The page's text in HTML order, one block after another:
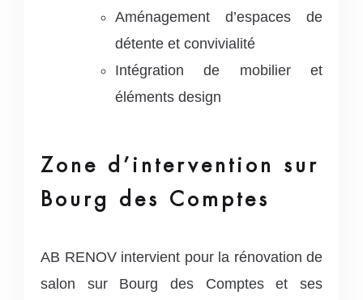
Aménagement d’espaces de
détente et convivialité
Intégration de mobilier et
éléments design
Zone d’intervention sur
Bourg des Comptes
AB RENOV intervient pour la rénovation de
salon sur Bourg des Comptes et ses